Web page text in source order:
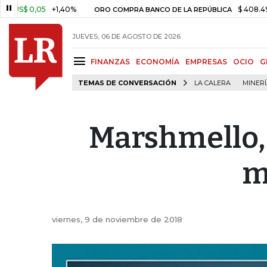
+1,40% ORO COMPRA BANCO DE LA REPÚBLICA $ 408.498,97 +$
JUEVES, 06 DE AGOSTO DE 2026
FINANZAS ECONOMÍA EMPRESAS OCIO
TEMAS DE CONVERSACIÓN LA CALERA
Marshmello,
viernes, 9 de noviembre de 2018